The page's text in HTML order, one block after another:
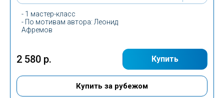
- 1 мастер-класс
- По мотивам автора: Леонид
Афремов
Купить
2 580 р.
Купить за рубежом